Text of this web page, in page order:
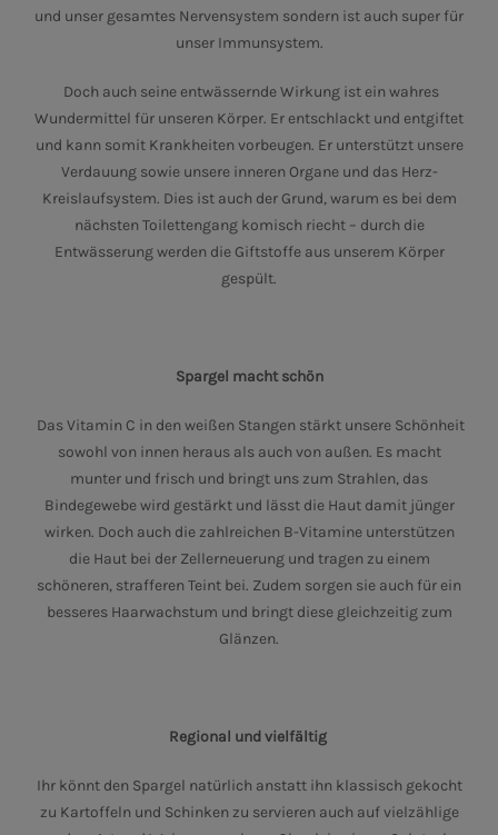
und unser gesamtes Nervensystem sondern ist auch super für
unser Immunsystem.
Doch auch seine entwässernde Wirkung ist ein wahres
Wundermittel für unseren Körper. Er entschlackt und entgiftet
und kann somit Krankheiten vorbeugen. Er unterstützt unsere
Verdauung sowie unsere inneren Organe und das Herz-
Kreislaufsystem. Dies ist auch der Grund, warum es bei dem
nächsten Toilettengang komisch riecht – durch die
Entwässerung werden die Giftstoffe aus unserem Körper
gespült.
Spargel macht schön
Das Vitamin C in den weißen Stangen stärkt unsere Schönheit
sowohl von innen heraus als auch von außen. Es macht
munter und frisch und bringt uns zum Strahlen, das
Bindegewebe wird gestärkt und lässt die Haut damit jünger
wirken. Doch auch die zahlreichen B-Vitamine unterstützen
die Haut bei der Zellerneuerung und tragen zu einem
schöneren, strafferen Teint bei. Zudem sorgen sie auch für ein
besseres Haarwachstum und bringt diese gleichzeitig zum
Glänzen.
Regional und vielfältig
Ihr könnt den Spargel natürlich anstatt ihn klassisch gekocht
zu Kartoffeln und Schinken zu servieren auch auf vielzählige